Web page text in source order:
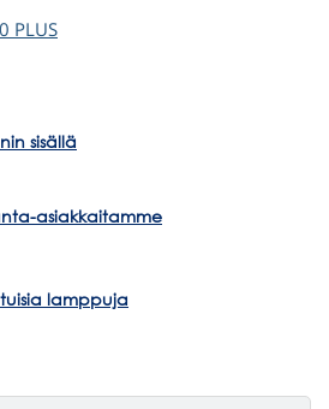
PLUS
sisällä
asiakkaitamme
lamppuja